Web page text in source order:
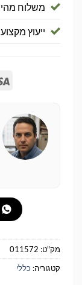
משלוח
ייעוץ
מק"ט: 011572
קטגוריה: כללי